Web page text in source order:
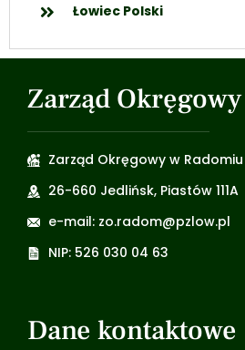
Łowiec Polski
Zarząd Okręgowy
Zarząd Okręgowy w Radomiu
26-660 Jedlińsk, Piastów 111A
e-mail: zo.radom@pzlow.pl
NIP: 526 030 04 63
Dane kontaktowe